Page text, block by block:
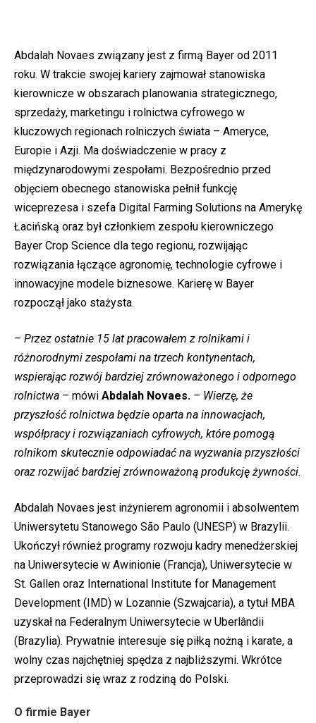
Abdalah Novaes związany jest z firmą Bayer od 2011
roku. W trakcie swojej kariery zajmował stanowiska
kierownicze w obszarach planowania strategicznego,
sprzedaży, marketingu i rolnictwa cyfrowego w
kluczowych regionach rolniczych świata – Ameryce,
Europie i Azji. Ma doświadczenie w pracy z
międzynarodowymi zespołami. Bezpośrednio przed
objęciem obecnego stanowiska pełnił funkcję
wiceprezesa i szefa Digital Farming Solutions na Amerykę
Łacińską oraz był członkiem zespołu kierowniczego
Bayer Crop Science dla tego regionu, rozwijając
rozwiązania łączące agronomię, technologie cyfrowe i
innowacyjne modele biznesowe. Karierę w Bayer
rozpoczął jako stażysta.
– Przez ostatnie 15 lat pracowałem z rolnikami i
różnorodnymi zespołami na trzech kontynentach,
wspierając rozwój bardziej zrównoważonego i odpornego
rolnictwa – mówi Abdalah Novaes. – Wierzę, że
przyszłość rolnictwa będzie oparta na innowacjach,
współpracy i rozwiązaniach cyfrowych, które pomogą
rolnikom skutecznie odpowiadać na wyzwania przyszłości
oraz rozwijać bardziej zrównoważoną produkcję żywności.
Abdalah Novaes jest inżynierem agronomii i absolwentem
Uniwersytetu Stanowego São Paulo (UNESP) w Brazylii.
Ukończył również programy rozwoju kadry menedżerskiej
na Uniwersytecie w Awinionie (Francja), Uniwersytecie w
St. Gallen oraz International Institute for Management
Development (IMD) w Lozannie (Szwajcaria), a tytuł MBA
uzyskał na Federalnym Uniwersytecie w Uberlândii
(Brazylia). Prywatnie interesuje się piłką nożną i karate, a
wolny czas najchętniej spędza z najbliższymi. Wkrótce
przeprowadzi się wraz z rodziną do Polski.
O firmie Bayer